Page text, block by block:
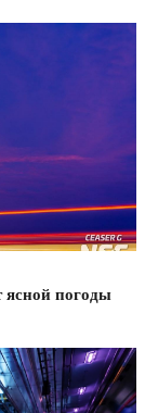
ясной погоды